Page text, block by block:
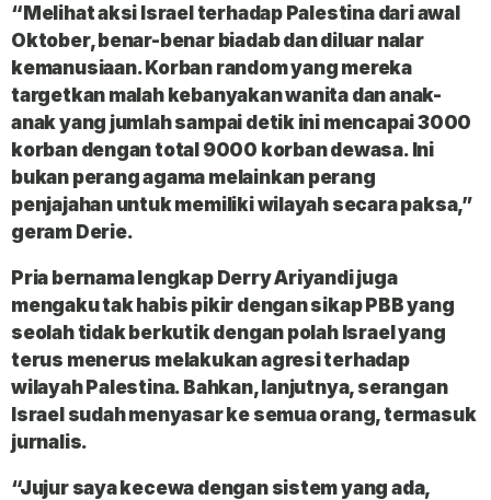
“Melihat aksi Israel terhadap Palestina dari awal
Oktober, benar-benar biadab dan diluar nalar
kemanusiaan. Korban random yang mereka
targetkan malah kebanyakan wanita dan anak-
anak yang jumlah sampai detik ini mencapai 3000
korban dengan total 9000 korban dewasa. Ini
bukan perang agama melainkan perang
penjajahan untuk memiliki wilayah secara paksa,”
geram Derie.
Pria bernama lengkap Derry Ariyandi juga
mengaku tak habis pikir dengan sikap PBB yang
seolah tidak berkutik dengan polah Israel yang
terus menerus melakukan agresi terhadap
wilayah Palestina. Bahkan, lanjutnya, serangan
Israel sudah menyasar ke semua orang, termasuk
jurnalis.
“Jujur saya kecewa dengan sistem yang ada,